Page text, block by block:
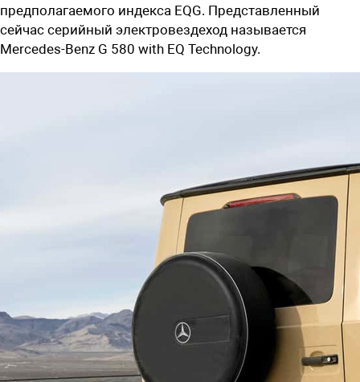
предполагаемого индекса EQG. Представленный
сейчас серийный электровездеход называется
Mercedes-Benz G 580 with EQ Technology.